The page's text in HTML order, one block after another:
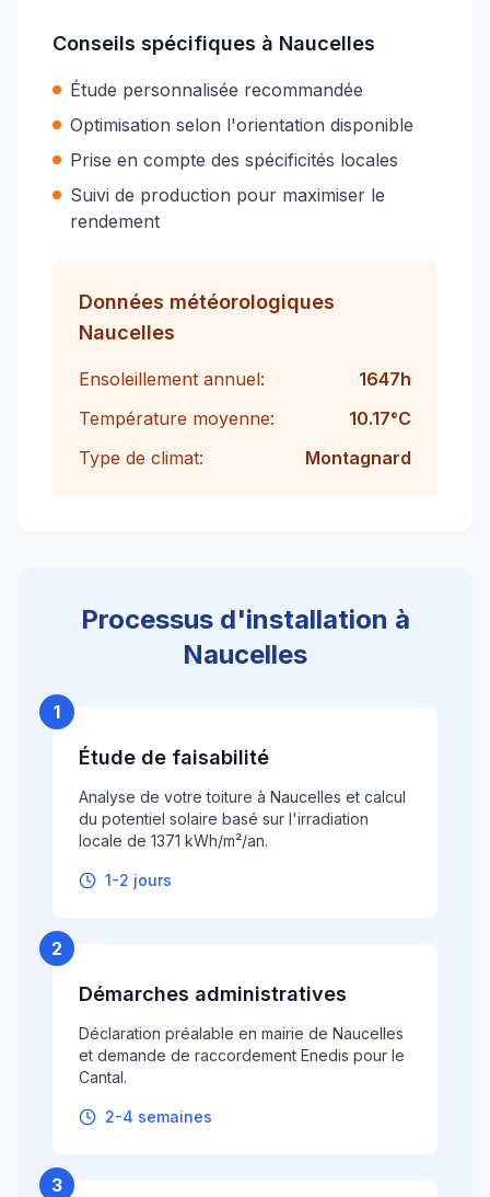
Conseils spécifiques à Naucelles
Étude personnalisée recommandée
Optimisation selon l'orientation disponible
Prise en compte des spécificités locales
Suivi de production pour maximiser le
rendement
Données météorologiques
Naucelles
Ensoleillement annuel: 1647h
Température moyenne:
10.17°C
Type de climat:
Montagnard
Processus d'installation à
Naucelles
1
Étude de faisabilité
Analyse de votre toiture à Naucelles et calcul
du potentiel solaire basé sur l'irradiation
locale de 1371 kWh/m²/an.
1-2 jours
2
Démarches administratives
Déclaration préalable en mairie de Naucelles
et demande de raccordement Enedis pour le
Cantal.
2-4 semaines
3